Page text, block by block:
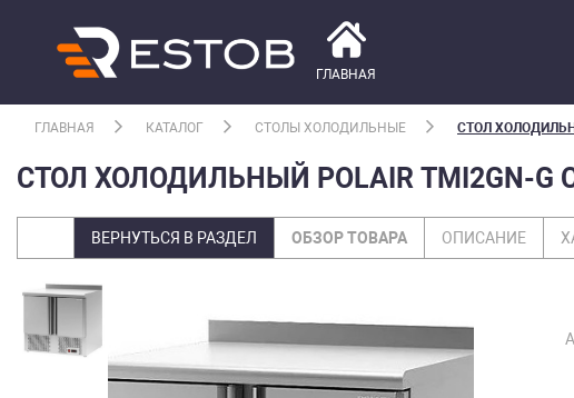
ГЛАВНАЯ
ГЛАВНАЯ КАТАЛОГ СТОЛЫ ХОЛОДИЛЬНЫЕ СТОЛ
СТОЛ ХОЛОДИЛЬНЫЙ POLAIR TMI2GN-G
ВЕРНУТЬСЯ В РАЗДЕЛ ОБЗОР ТОВАРА ОПИСАНИЕ